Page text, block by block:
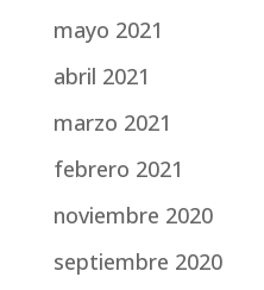
mayo 2021
abril 2021
marzo 2021
febrero 2021
noviembre 2020
septiembre 2020